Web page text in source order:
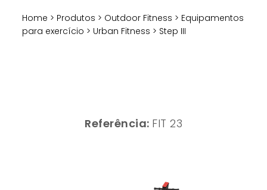
Home > Produtos > Outdoor Fitness > Equipamentos
para exercício > Urban Fitness > Step III
Referência: FIT 23